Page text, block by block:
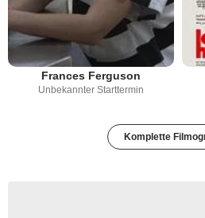
Frances Ferguson
Unbekannter Starttermin
Komplette